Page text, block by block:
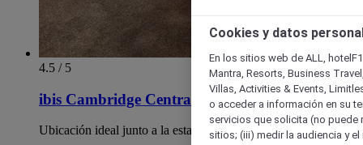
4.5 / 5
ibis Cambridge Central Station
Ubicación ideal junto a la estación de tren de Cambridge.
Cookies y datos
En los sitios web de ALL,
Mantra, Resorts, Business
Villas, Activities & Events,
o acceder a información en su
servicios que solicita (no puede
sitios; (iii) medir la audiencia y